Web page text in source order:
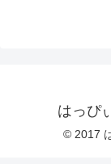
はっぴ
© 2017